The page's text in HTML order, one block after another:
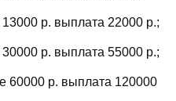
р. выплата 22000 р.;
р. выплата 55000 р.;
60000 р. выплата 120000